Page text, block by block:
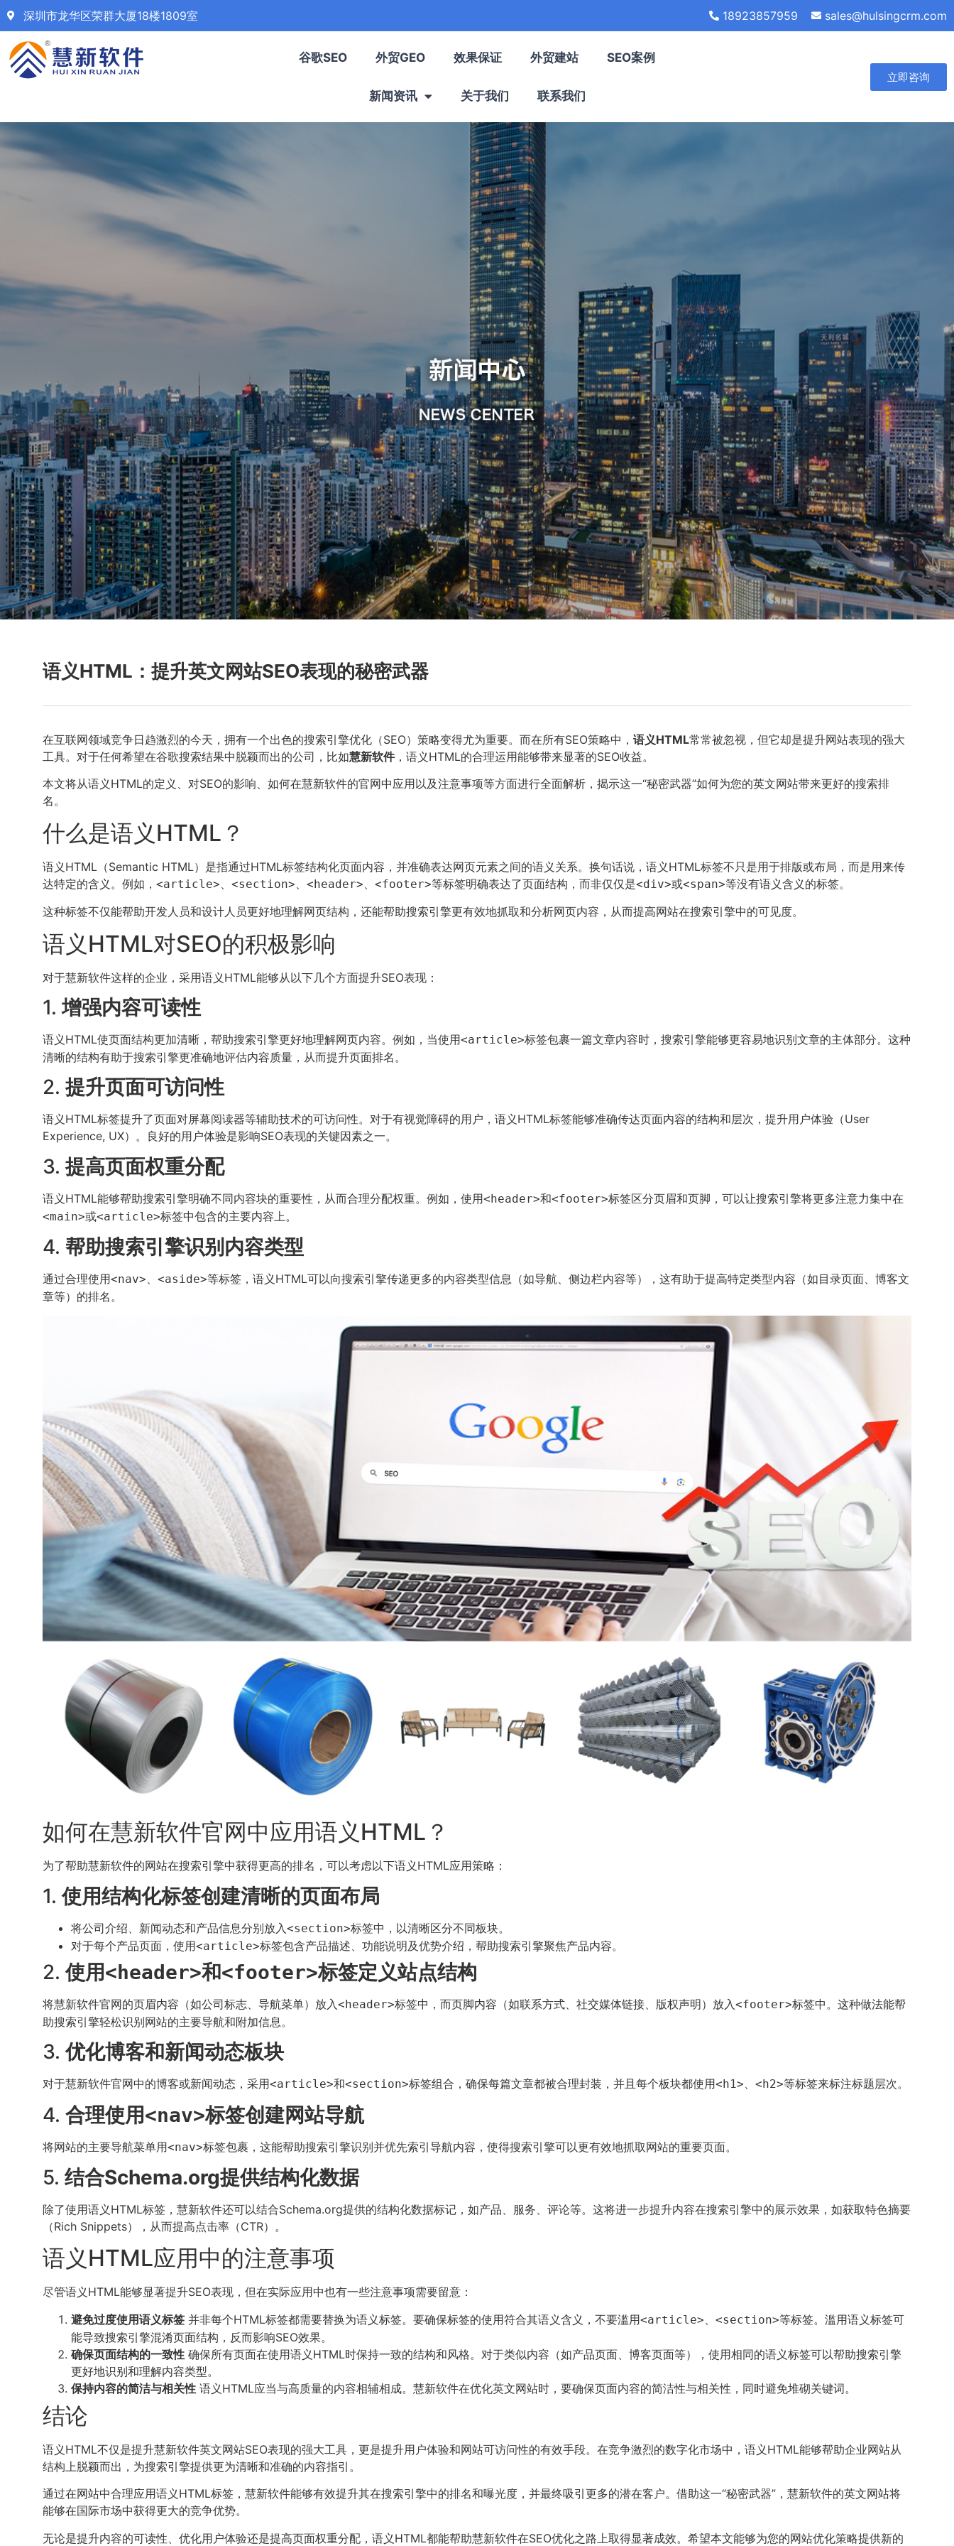
深圳市龙华区荣群大厦18楼1809室 18923857959 sales@hulsingcrm.com
谷歌SEO 外贸GEO 效果保证 外贸建站 SEO案例
新闻资讯 关于我们 联系我们
立即咨询
语义HTML：提升英文网站SEO表现的秘密武器
在互联网领域竞争日趋激烈的今天，拥有一个出色的搜索引擎优化（SEO）策略变得尤为重要。而在所有SEO策略中， 语义HTML常常被忽视，但它却是提升网站表现的强大
工具。对于任何希望在谷歌搜索结果中脱颖而出的公司，比如慧新软件，语义HTML的合理运用能够带来显著的SEO收益。
本文将从语义HTML的定义、对SEO的影响、如何在慧新软件的官网中应用以及注意事项等方面进行全面解析，揭示这一“秘密武器”如何为您的英文网站带来更好的搜索排
名。
什么是语义HTML？
语义HTML（Semantic HTML）是指通过HTML标签结构化页面内容，并准确表达网页元素之间的语义关系。换句话说，语义HTML标签不只是用于排版或布局，而是用来传
达特定的含义。例如， <article> <section> <header> <footer>等标签明确表达了页面结构，而非仅仅是<div>或<span>等没有语义含义的标签。
这种标签不仅能帮助开发人员和设计人员更好地理解网页结构，还能帮助搜索引擎更有效地抓取和分析网页内容，从而提高网站在搜索引擎中的可见度。
语义HTML对SEO的积极影响
对于慧新软件这样的企业，采用语义HTML能够从以下几个方面提升SEO表现：
1.增强内容可读性
语义HTML使页面结构更加清晰，帮助搜索引擎更好地理解网页内容。例如，当使用<article>标签包裹一篇文章内容时，搜索引擎能够更容易地识别文章的主体部分。这种
清晰的结构有助于搜索引擎更准确地评估内容质量，从而提升页面排名。
2.提升页面可访问性
语义HTML标签提升了页面对屏幕阅读器等辅助技术的可访问性。对于有视觉障碍的用户，语义HTML标签能够准确传达页面内容的结构和层次，提升用户体验（User
Experience, UX）。良好的用户体验是影响SEO表现的关键因素之一。
3.提高页面权重分配
语义HTML能够帮助搜索引擎明确不同内容块的重要性，从而合理分配权重。例如，使用<header>和<footer>标签区分页眉和页脚，可以让搜索引擎将更多注意力集中在
<main>或<article>标签中包含的主要内容上。
4. 帮助搜索引擎识别内容类型
通过合理使用<nav>、 <aside>等标签，语义HTML可以向搜索引擎传递更多的内容类型信息（如导航、侧边栏内容等），这有助于提高特定类型内容（如目录页面、博客文
章等）的排名。
如何在慧新软件官网中应用语义HTML？
为了帮助慧新软件的网站在搜索引擎中获得更高的排名，可以考虑以下语义HTML应用策略：
1.使用结构化标签创建清晰的页面布局
将公司介绍、新闻动态和产品信息分别放入<section>标签中，以清晰区分不同板块。
对于每个产品页面，使用<article>标签包含产品描述、功能说明及优势介绍，帮助搜索引擎聚焦产品内容。
2.使用<header>和<footer>标签定义站点结构
将慧新软件官网的页眉内容（如公司标志、导航菜单）放入<header>标签中，而页脚内容（如联系方式、社交媒体链接、版权声明）放入<footer>标签中。这种做法能帮
助搜索引擎轻松识别网站的主要导航和附加信息。
3.优化博客和新闻动态板块
对于慧新软件官网中的博客或新闻动态，采用<article>和<section>标签组合，确保每篇文章都被合理封装，并且每个板块都使用<h1>、 <h2>等标签来标注标题层次。
4. 合理使用<nav>标签创建网站导航
将网站的主要导航菜单用<nav>标签包裹，这能帮助搜索引擎识别并优先索引导航内容，使得搜索引擎可以更有效地抓取网站的重要页面。
5. 结合Schema.org提供结构化数据
除了使用语义HTML标签，慧新软件还可以结合Schema.org提供的结构化数据标记，如产品、服务、评论等。这将进一步提升内容在搜索引擎中的展示效果，如获取特色摘要
（Rich Snippets），从而提高点击率（CTR）。
语义HTML应用中的注意事项
尽管语义HTML能够显著提升SEO表现，但在实际应用中也有一些注意事项需要留意：
避免过度使用语义标签 并非每个HTML标签都需要替换为语义标签。要确保标签的使用符合其语义含义，不要滥用<article> <section>等标签。滥用语义标签可
能导致搜索引擎混淆页面结构，反而影响SEO效果。
确保页面结构的一致性 确保所有页面在使用语义HTML时保持一致的结构和风格。对于类似内容（如产品页面、博客页面等），使用相同的语义标签可以帮助搜索引擎
更好地识别和理解内容类型。
保持内容的简洁与相关性 语义HTML应当与高质量的内容相辅相成。慧新软件在优化英文网站时，要确保页面内容的简洁性与相关性，同时避免堆砌关键词。
结论
语义HTML不仅是提升慧新软件英文网站SEO表现的强大工具，更是提升用户体验和网站可访问性的有效手段。在竞争激烈的数字化市场中，语义HTML能够帮助企业网站从
结构上脱颖而出，为搜索引擎提供更为清晰和准确的内容指引。
通过在网站中合理应用语义HTML标签，慧新软件能够有效提升其在搜索引擎中的排名和曝光度，并最终吸引更多的潜在客户。借助这一“秘密武器”，慧新软件的英文网站将
能够在国际市场中获得更大的竞争优势。
无论是提升内容的可读性、优化用户体验还是提高页面权重分配，语义HTML都能帮助慧新软件在SEO优化之路上取得显著成效。希望本文能够为您的网站优化策略提供新的